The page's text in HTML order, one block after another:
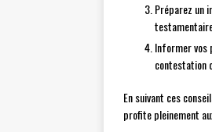
Préparez un
Informer vos
contestation
En suivant ces
profite pleinement